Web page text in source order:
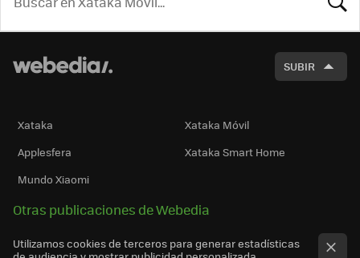
SUBIR
Xataka
Xataka Móvil
Applesfera
Xataka Smart Home
Mundo Xiaomi
Otras publicaciones de Webedia
Utilizamos cookies de terceros para generar estadísticas